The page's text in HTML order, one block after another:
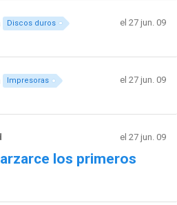
Discos duros el 27 jun. 09
Impresoras el 27 jun. 09
el 27 jun. 09
los primeros